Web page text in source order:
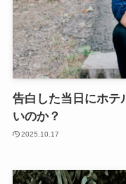
告白した当日にホテ
いのか？
2025.10.17